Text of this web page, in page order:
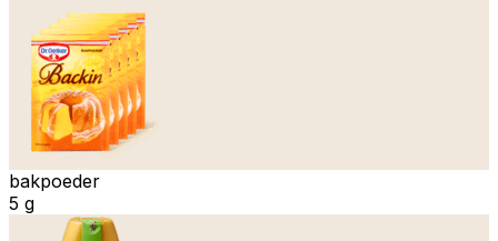
bakpoeder
5 g